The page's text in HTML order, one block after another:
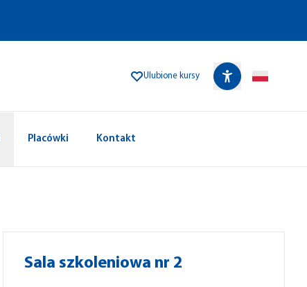
Ulubione kursy
Placówki Kontakt
Sala szkoleniowa nr 2